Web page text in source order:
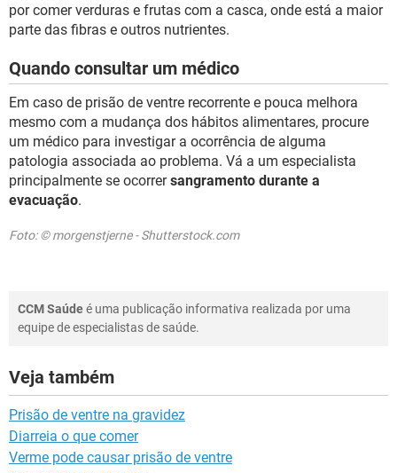
por comer verduras e frutas com a casca, onde está a maior
parte das fibras e outros nutrientes.
Quando consultar um médico
Em caso de prisão de ventre recorrente e pouca melhora
mesmo com a mudança dos hábitos alimentares, procure
um médico para investigar a ocorrência de alguma
patologia associada ao problema. Vá a um especialista
principalmente se ocorrersangramento durante a
evacuação.
Foto: © morgenstjerne - Shutterstock.com
CCM Saúdeé uma publicação informativa realizada por uma
equipe de especialistas de saúde.
Veja também
Prisão de ventre na gravidez
Diarreia o que comer
Verme pode causar prisão de ventre